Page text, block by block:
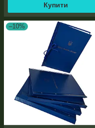
Купити
–10%